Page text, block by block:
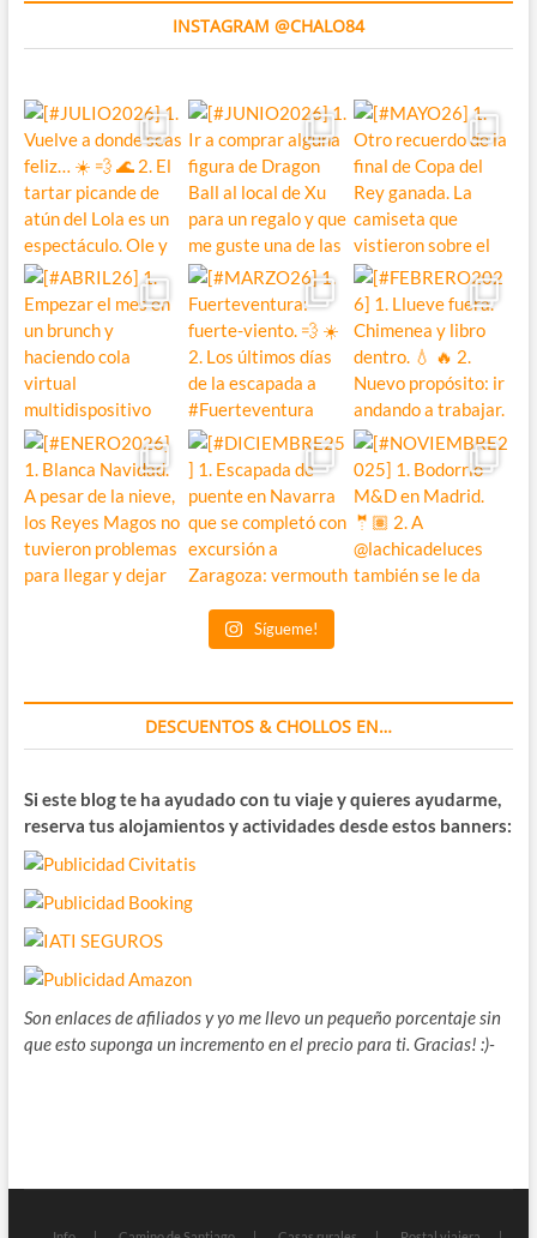
INSTAGRAM @CHALO84
Sígueme!
DESCUENTOS & CHOLLOS EN…
Si este blog te ha ayudado con tu viaje y quieres ayudarme,
reserva tus alojamientos y actividades desde estos banners:
Son enlaces de afiliados y yo me llevo un pequeño porcentaje sin
que esto suponga un incremento en el precio para ti. Gracias! :)-